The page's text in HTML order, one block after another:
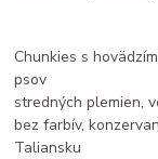
Chunkies s
psov
stredných plemien,
bez farbív,
Taliansku